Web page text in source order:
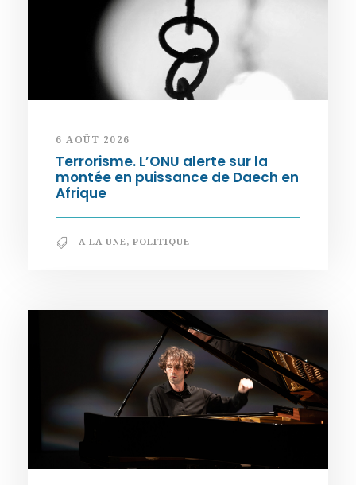
6 AOÛT 2026
Terrorisme. L’ONU alerte sur la
montée en puissance de Daech en
Afrique
A LA UNE, POLITIQUE